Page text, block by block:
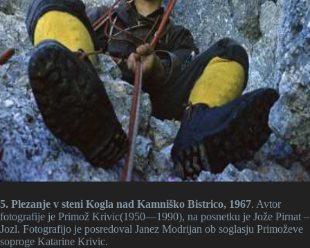
5. Plezanje v steni Kogla nad Kamniško Bistrico, 1967. Avtor
fotografije je Primož Krivic(1950—1990), na posnetku je Jože Pirnat –
Jozl. Fotografijo je posredoval Janez Modrijan ob soglasju Primoževe
soproge Katarine Krivic.